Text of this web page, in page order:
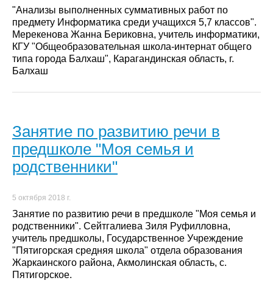
"Анализы выполненных суммативных работ по
предмету Информатика среди учащихся 5,7 классов".
Мерекенова Жанна Бериковна, учитель информатики,
КГУ "Общеобразовательная школа-интернат общего
типа города Балхаш", Карагандинская область, г.
Балхаш
Занятие по развитию речи в
предшколе "Моя семья и
родственники"
5 октября 2018 г.
Занятие по развитию речи в предшколе "Моя семья и
родственники". Сейтгалиева Зиля Руфилловна,
учитель предшколы, Государственное Учреждение
"Пятигорская средняя школа" отдела образования
Жаркаинского района, Акмолинская область, с.
Пятигорское.